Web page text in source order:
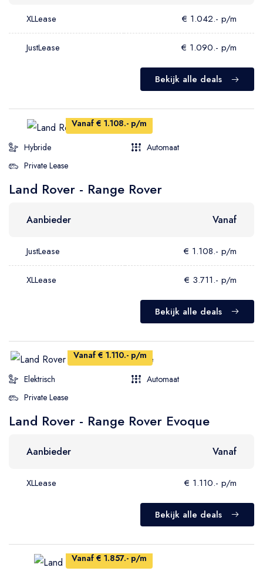
XLLease € 1.042.- p/m
JustLease € 1.090.- p/m
Bekijk alle deals
Vanaf € 1.108.- p/m
Hybride
Automaat
Private Lease
Land Rover - Range Rover
Aanbieder Vanaf
JustLease € 1.108.- p/m
XLLease € 3.711.- p/m
Bekijk alle deals
Vanaf € 1.110.- p/m
Elektrisch
Automaat
Private Lease
Land Rover - Range Rover Evoque
Aanbieder Vanaf
XLLease € 1.110.- p/m
Bekijk alle deals
Vanaf € 1.857.- p/m